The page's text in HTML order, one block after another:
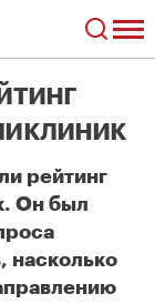
рейтинг
Он был
насколько